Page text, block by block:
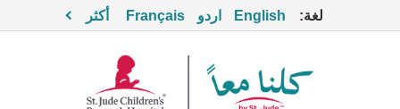
لغة: English اردو Français أكثر